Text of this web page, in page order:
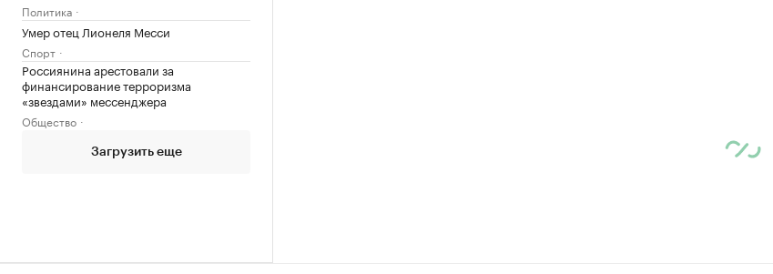
Политика
Умер отец Лионеля Месси
Спорт
Россиянина арестовали за
финансирование терроризма
«звездами» мессенджера
Общество
Загрузить еще